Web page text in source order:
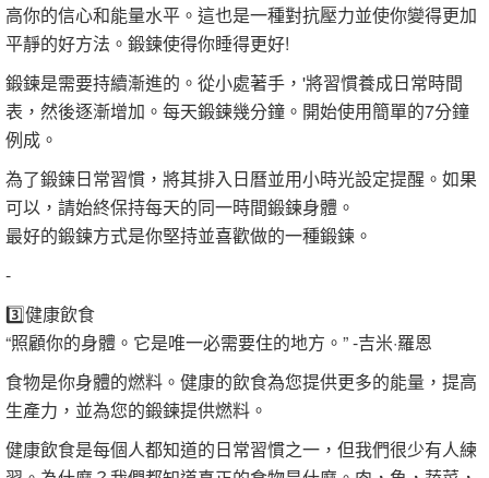
高你的信心和能量水平。這也是一種對抗壓力並使你變得更加
平靜的好方法。鍛鍊使得你睡得更好!
鍛鍊是需要持續漸進的。從小處著手，'將習慣養成日常時間
表，然後逐漸增加。每天鍛鍊幾分鐘。開始使用簡單的7分鐘
例成。
為了鍛鍊日常習慣，將其排入日曆並用小時光設定提醒。如果
可以，請始終保持每天的同一時間鍛鍊身體。
最好的鍛鍊方式是你堅持並喜歡做的一種鍛鍊。
-
3️⃣健康飲食
“照顧你的身體。它是唯一必需要住的地方。” -吉米·羅恩
食物是你身體的燃料。健康的飲食為您提供更多的能量，提高
生產力，並為您的鍛鍊提供燃料。
健康飲食是每個人都知道的日常習慣之一，但我們很少有人練